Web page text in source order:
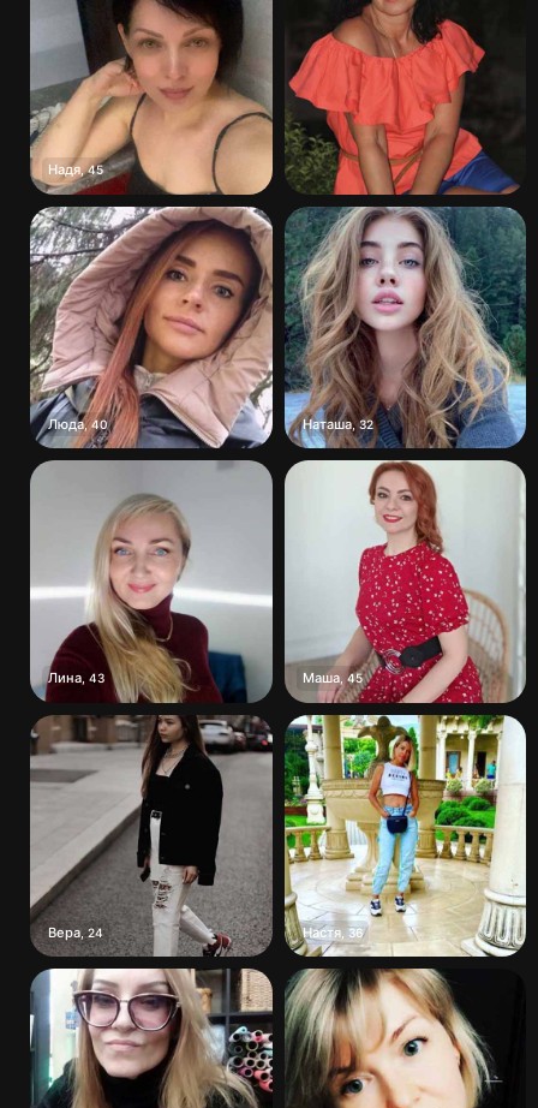
Надя,45
Люда,40 Наташа,32
Лина 43 Маша, 45
Вера ,24 Настя,36